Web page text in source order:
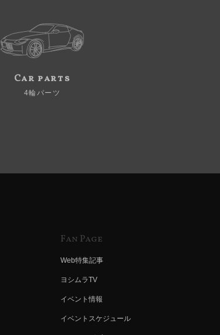
Car parts
4輪パーツ
Fan Page
Web特集記事
ヨシムラTV
イベント情報
イベントスケジュール